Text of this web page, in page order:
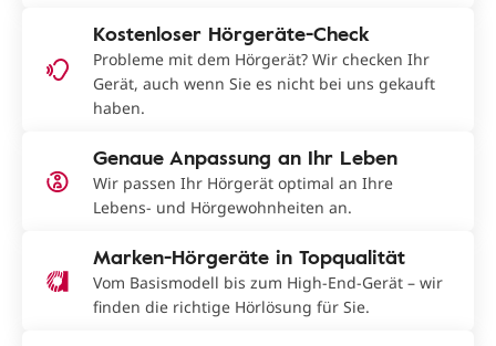
Kostenloser Hörgeräte-Check
Probleme mit dem Hörgerät? Wir checken Ihr
Gerät, auch wenn Sie es nicht bei uns gekauft
haben.
Genaue Anpassung an Ihr Leben
Wir passen Ihr Hörgerät optimal an Ihre
Lebens- und Hörgewohnheiten an.
Marken-Hörgeräte in Topqualität
Vom Basismodell bis zum High-End-Gerät – wir
finden die richtige Hörlösung für Sie.